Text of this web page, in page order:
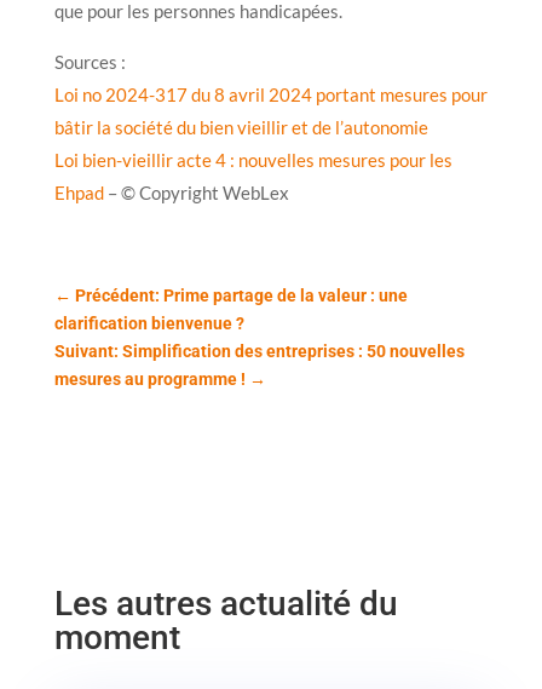
que pour les personnes handicapées.
Sources :
Loi no 2024-317 du 8 avril 2024 portant mesures pour
bâtir la société du bien vieillir et de l’autonomie
Loi bien-vieillir acte 4 : nouvelles mesures pour les
Ehpad– © Copyright WebLex
← Précédent: Prime partage de la valeur : une
clarification bienvenue ?
Suivant: Simplification des entreprises : 50 nouvelles
mesures au programme ! →
Les autres actualité du
moment